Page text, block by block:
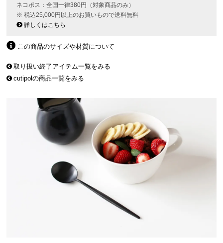
ネコポス：全国一律380円（対象商品のみ）
※ 税込25,000円以上のお買いもので送料無料
詳しくはこちら
この商品のサイズや材質について
取り扱い終了アイテム一覧をみる
cutipolの商品一覧をみる